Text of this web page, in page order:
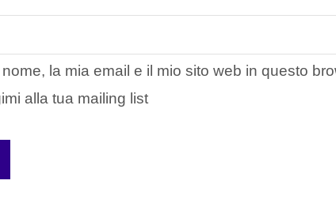
la mia email e il mio sito web in questo
alla tua mailing list